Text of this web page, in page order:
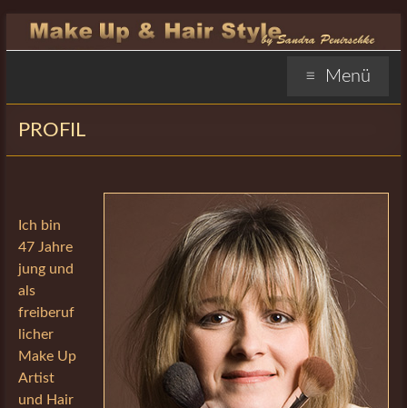
Zum
Inhalt
Penirschke
Visagistin
Penirschke
Visagistin
Hofheim,
Make-
Up
Artist,
Stylistin
Menü
PROFIL
Ich bin
47 Jahre
jung und
als
freiberuf
licher
Make Up
Artist
und Hair